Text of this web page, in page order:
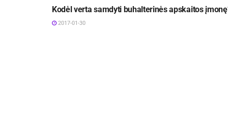
Kodėl verta samdyti buhalterinės apskaitos
2017-01-30